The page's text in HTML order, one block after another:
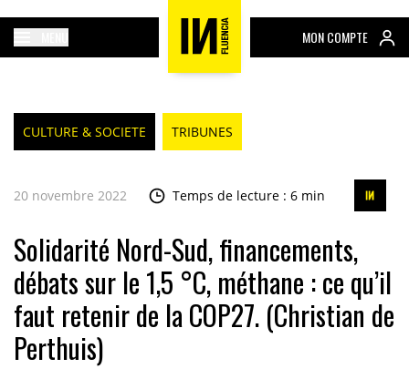
MON COMPTE
CULTURE & SOCIETE TRIBUNES
20 novembre 2022 Temps de lecture : 6 min
Solidarité Nord-Sud, financements,
débats sur le 1,5 °C, méthane : ce qu’il
faut retenir de la COP27. (Christian de
Perthuis)